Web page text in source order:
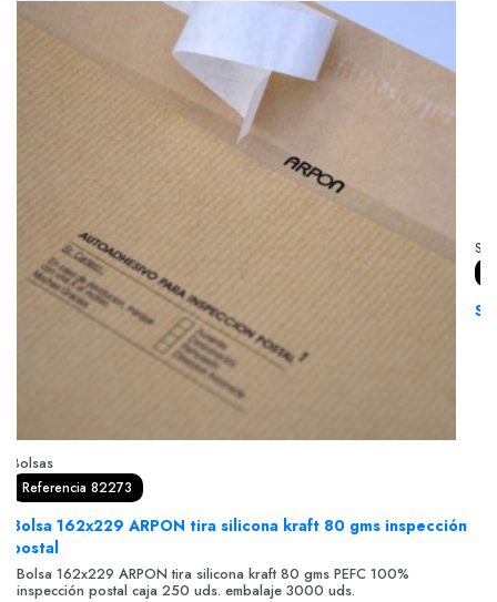
Bolsas
Referencia 82273
Bolsa 162x229 ARPON tira silicona kraft 80 gms inspección
postal
Bolsa 162x229 ARPON tira silicona kraft 80 gms PEFC 100%
inspección postal caja 250 uds. embalaje 3000 uds.